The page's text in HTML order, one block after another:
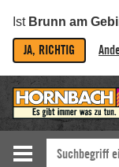
Ist Brunn am
JA, RICHTIG